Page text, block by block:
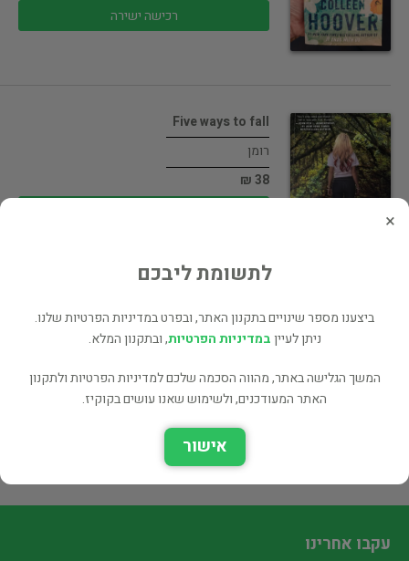
רכישה ישירה
Five ways to fall
רומן
38 ₪
love signs and you - the…
העידן החדש ומיסטיקה
180 ₪
רכישה ישירה
×
לתשומת ליבכם
ביצענו מספר שינויים בתקנון האתר, ובפרט במדיניות הפרטיות שלנו.
ניתן לעייןבמדיניות הפרטיות, ובתקנון המלא.
המשך הגלישה באתר, מהווה הסכמה שלכם למדיניות הפרטיות ולתקנון
האתר המעודכנים, ולשימוש שאנו עושים בקוקיז.
אישור
עקבו אחרינו